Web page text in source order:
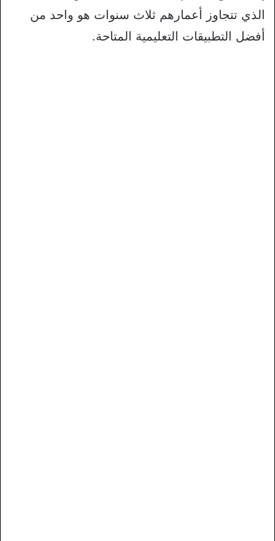
الذي تتجاوز أعمارهم ثلاث سنوات هو واحد من
أفضل التطبيقات التعليمية المتاحة.